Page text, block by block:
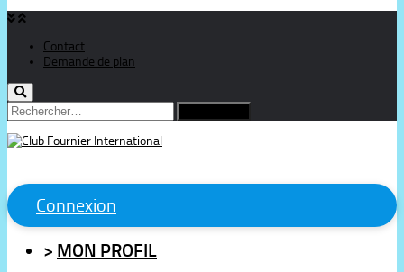
Contact
Demande de plan
Rechercher :
Connexion
> MON PROFIL